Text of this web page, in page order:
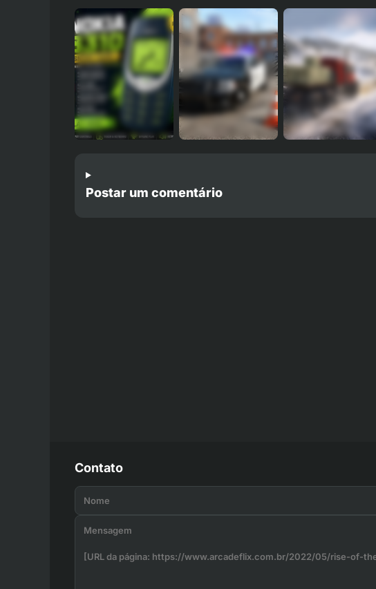
Postar um comentário
Contato